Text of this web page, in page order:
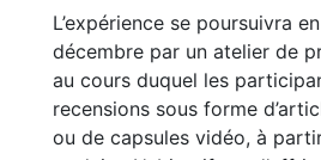
L’expérience se poursuivra
décembre par un atelier de
au cours duquel les
recensions sous forme
ou de capsules vidéo, à